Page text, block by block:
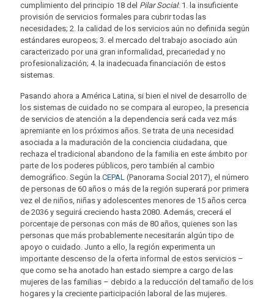
cumplimiento del principio 18 del Pilar Social: 1. la insuficiente
provisión de servicios formales para cubrir todas las
necesidades; 2. la calidad de los servicios aún no definida según
estándares europeos; 3. el mercado del trabajo asociado aún
caracterizado por una gran informalidad, precariedad y no
profesionalización; 4. la inadecuada financiación de estos
sistemas.
Pasando ahora a América Latina, si bien el nivel de desarrollo de
los sistemas de cuidado no se compara al europeo, la presencia
de servicios de atención a la dependencia será cada vez más
apremiante en los próximos años. Se trata de una necesidad
asociada a la maduración de la conciencia ciudadana, que
rechaza el tradicional abandono de la familia en este ámbito por
parte de los poderes públicos, pero también al cambio
demográfico. Según la CEPAL (Panorama Social 2017), el número
de personas de 60 años o más de la región superará por primera
vez el de niños, niñas y adolescentes menores de 15 años cerca
de 2036 y seguirá creciendo hasta 2080. Además, crecerá el
porcentaje de personas con más de 80 años, quienes son las
personas que más probablemente necesitarán algún tipo de
apoyo o cuidado. Junto a ello, la región experimenta un
importante descenso de la oferta informal de estos servicios –
que como se ha anotado han estado siempre a cargo de las
mujeres de las familias – debido a la reducción del tamaño de los
hogares y la creciente participación laboral de las mujeres.